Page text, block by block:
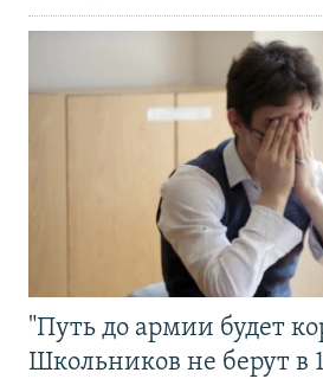
"Путь до армии будет
Школьников не берут в